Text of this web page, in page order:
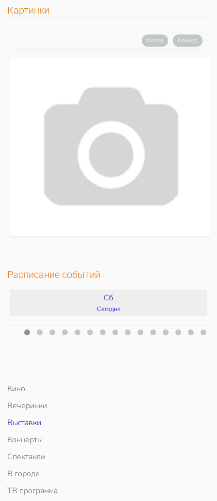
Картинки
Назад Вперед
Расписание событий
Сб
Сегодня
Кино
Вечеринки
Выставки
Концерты
Спектакли
В городе
ТВ программа